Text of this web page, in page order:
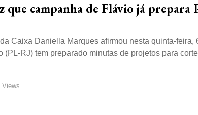
que campanha de Flávio já prepara
Caixa Daniella Marques afirmou nesta quinta-
(PL-RJ) tem preparado minutas de projetos para
Views